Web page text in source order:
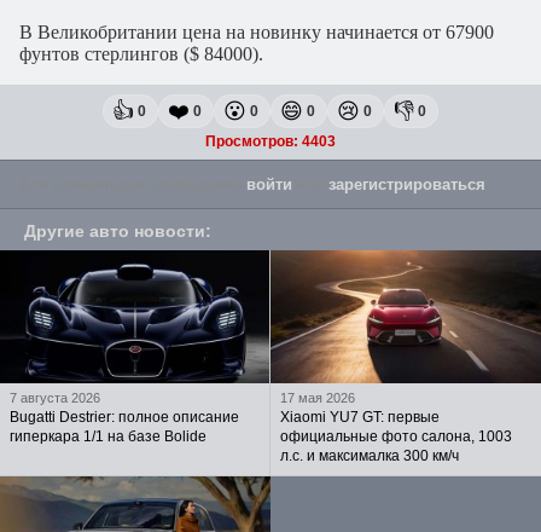
В Великобритании цена на новинку начинается от 67900
фунтов стерлингов ($ 84000).
👍 0 ❤️ 0 😮 0 😄 0 😢 0 👎 0
Просмотров: 4403
войти зарегистрироваться
Другие авто новости:
7 августа 2026
Bugatti Destrier: полное описание
гиперкара 1/1 на базе Bolide
17 мая 2026
Xiaomi YU7 GT: первые
официальные фото салона, 1003
л.с. и максималка 300 км/ч